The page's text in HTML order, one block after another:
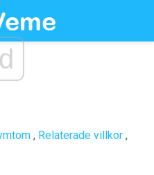
, Relaterade villkor ,